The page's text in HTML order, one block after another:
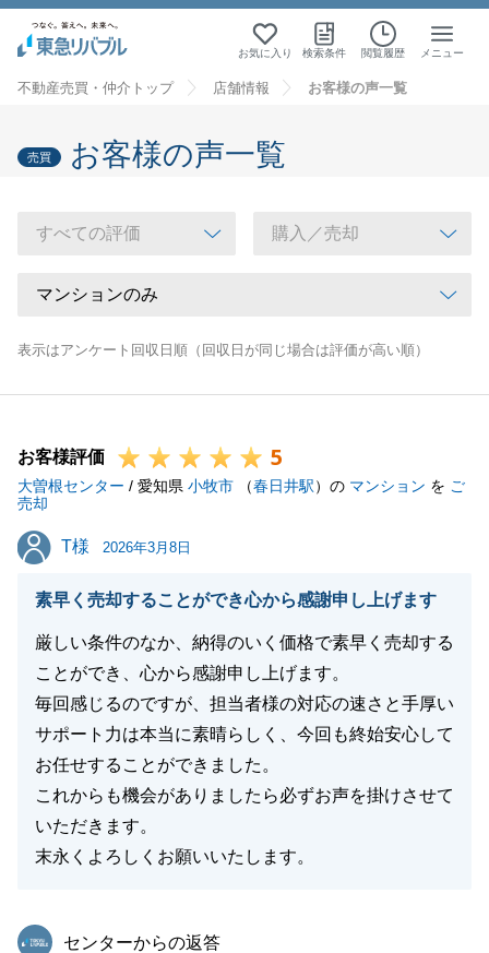
お気に入り 検索条件 閲覧履歴 メニュー
不動産売買・仲介トップ 店舗情報 お客様の声一覧
売買 お客様の声一覧
表示はアンケート回収日順（回収日が同じ場合は評価が高い順）
お客様評価 5
大曽根センター / 愛知県 小牧市 （春日井駅）の マンション を ご
売却
T様
T様 2026年3月8日
素早く売却することができ心から感謝申し上げます
厳しい条件のなか、納得のいく価格で素早く売却する
ことができ、心から感謝申し上げます。
毎回感じるのですが、担当者様の対応の速さと手厚い
サポート力は本当に素晴らしく、今回も終始安心して
お任せすることができました。
これからも機会がありましたら必ずお声を掛けさせて
いただきます。
末永くよろしくお願いいたします。
東急リバブル
センターからの返答